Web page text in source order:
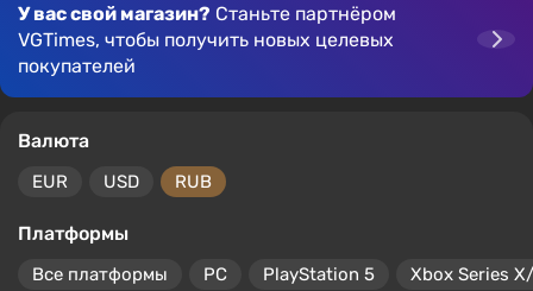
У вас свой магазин? Станьте партнёром
VGTimes, чтобы получить новых целевых
покупателей
Валюта
EUR USD RUB
Платформы
Все платформы PC PlayStation 5 Xbox Series